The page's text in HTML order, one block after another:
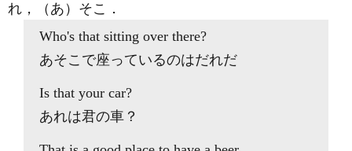
れ，（あ）そこ ．
Who's that sitting over there?
あそこで座っているのはだれだ
Is that your car?
あれは君の車？